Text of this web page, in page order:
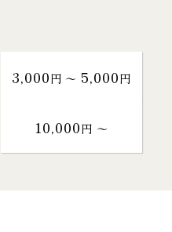
3,000円 〜 5,000円
10,000円 〜